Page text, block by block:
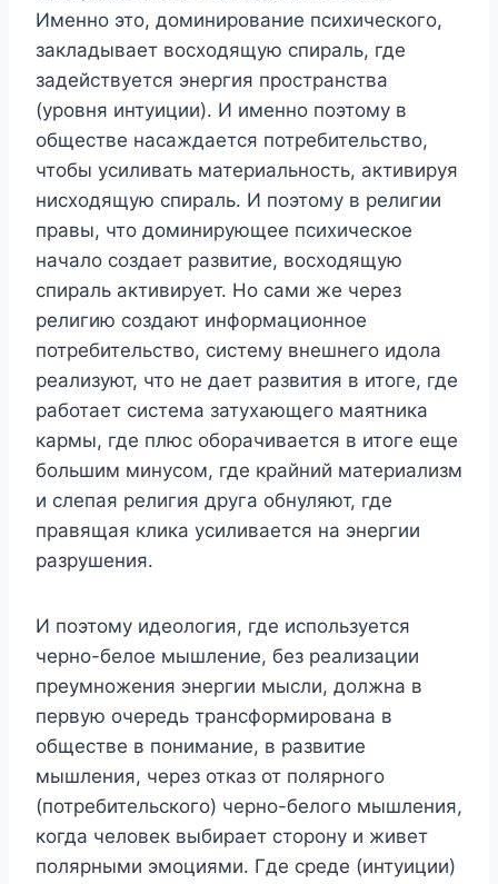
Именно это, доминирование психического,
закладывает восходящую спираль, где
задействуется энергия пространства
(уровня интуиции). И именно поэтому в
обществе насаждается потребительство,
чтобы усиливать материальность, активируя
нисходящую спираль. И поэтому в религии
правы, что доминирующее психическое
начало создает развитие, восходящую
спираль активирует. Но сами же через
религию создают информационное
потребительство, систему внешнего идола
реализуют, что не дает развития в итоге, где
работает система затухающего маятника
кармы, где плюс оборачивается в итоге еще
большим минусом, где крайний материализм
и слепая религия друга обнуляют, где
правящая клика усиливается на энергии
разрушения.
И поэтому идеология, где используется
черно-белое мышление, без реализации
преумножения энергии мысли, должна в
первую очередь трансформирована в
обществе в понимание, в развитие
мышления, через отказ от полярного
(потребительского) черно-белого мышления,
когда человек выбирает сторону и живет
полярными эмоциями. Где среде (интуиции)